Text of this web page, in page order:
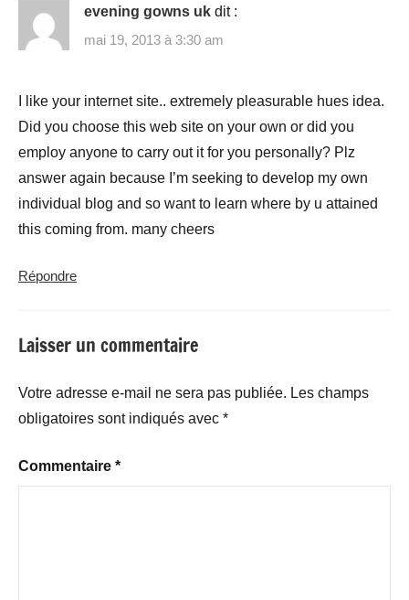
evening gowns uk dit :
mai 19, 2013 à 3:30 am
I like your internet site.. extremely pleasurable hues idea.
Did you choose this web site on your own or did you
employ anyone to carry out it for you personally? Plz
answer again because I’m seeking to develop my own
individual blog and so want to learn where by u attained
this coming from. many cheers
Répondre
Laisser un commentaire
Votre adresse e-mail ne sera pas publiée. Les champs
obligatoires sont indiqués avec *
Commentaire *